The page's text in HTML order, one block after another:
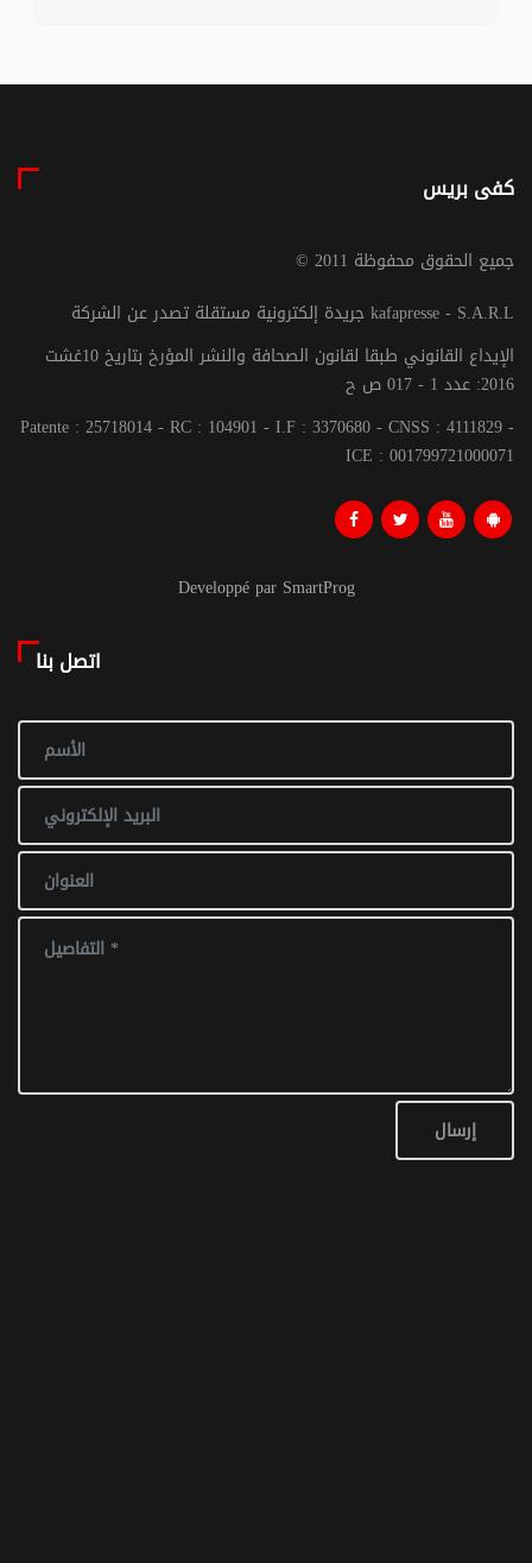
كفى بريس
© جميع الحقوق محفوظة 2011
جريدة إلكترونية مستقلة تصدر عن الشركة kafapresse - S.A.R.L
الإيداع القانوني طبقا لقانون الصحافة والنشر المؤرخ بتاريخ 10غشت
2016: عدد 1 - 017 ص ح
Patente : 25718014 - RC : 104901 - I.F : 3370680 - CNSS : 4111829 -
ICE : 001799721000071
Developpé par SmartProg
اتصل بنا